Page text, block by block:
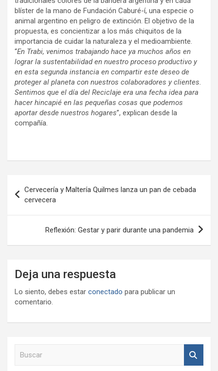
blíster de la mano de Fundación Caburé-í, una especie o
animal argentino en peligro de extinción. El objetivo de la
propuesta, es concientizar a los más chiquitos de la
importancia de cuidar la naturaleza y el medioambiente.
“En Trabi, venimos trabajando hace ya muchos años en
lograr la sustentabilidad en nuestro proceso productivo y
en esta segunda instancia en compartir este deseo de
proteger al planeta con nuestros colaboradores y clientes.
Sentimos que el día del Reciclaje era una fecha idea para
hacer hincapié en las pequeñas cosas que podemos
aportar desde nuestros hogares”, explican desde la
compañía.
de
entradas
Cervecería y Maltería Quilmes lanza un pan de cebada
cervecera
Reflexión: Gestar y parir durante una pandemia
Deja una respuesta
Lo siento, debes estar conectado para publicar un
comentario.